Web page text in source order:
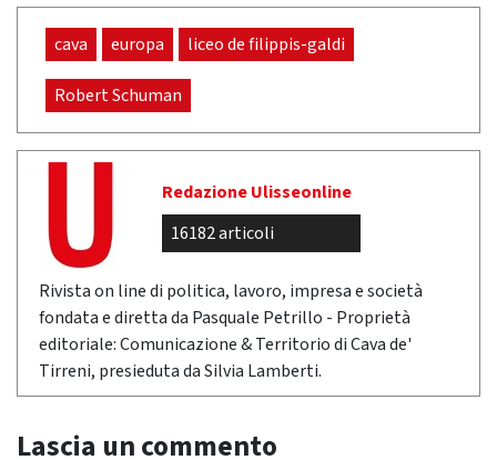
cava europa liceo de filippis-galdi
Robert Schuman
Redazione Ulisseonline
16182 articoli
Rivista on line di politica, lavoro, impresa e società
fondata e diretta da Pasquale Petrillo - Proprietà
editoriale: Comunicazione & Territorio di Cava de'
Tirreni, presieduta da Silvia Lamberti.
Lascia un commento